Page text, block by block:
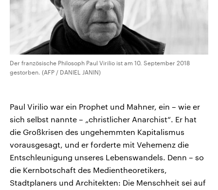
Der französische Philosoph Paul Virilio ist am 10. September 2018
gestorben. (AFP / DANIEL JANIN)
Paul Virilio war ein Prophet und Mahner, ein – wie er
sich selbst nannte – „christlicher Anarchist“. Er hat
die Großkrisen des ungehemmten Kapitalismus
vorausgesagt, und er forderte mit Vehemenz die
Entschleunigung unseres Lebenswandels. Denn – so
die Kernbotschaft des Medientheoretikers,
Stadtplaners und Architekten: Die Menschheit sei auf